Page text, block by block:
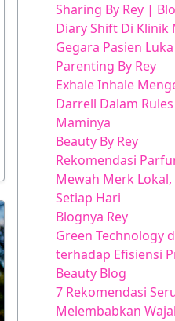
Sharing By Rey |
Diary Shift Di Klinik
Gegara Pasien Luka
Parenting By Rey
Exhale Inhale
Darrell Dalam
Maminya
Beauty By Rey
Rekomendasi
Mewah Merk
Setiap Hari
Blognya Rey
Green Technology
terhadap Efisiensi
Beauty Blog
7 Rekomendasi
Melembabkan